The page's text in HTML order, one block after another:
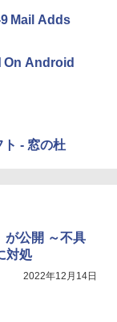
Mail Adds
On Android
- 窓の杜
が公開 ～不具
対処
2022年12月14日